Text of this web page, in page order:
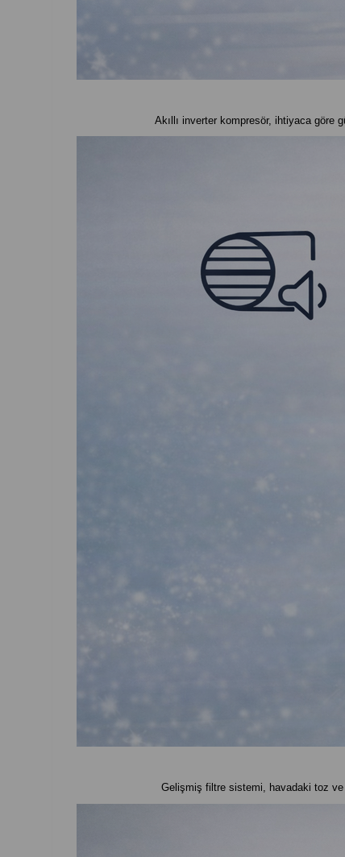
Akıllı inverter kompresör, ihtiyaca göre
Gelişmiş filtre sistemi, havadaki toz ve